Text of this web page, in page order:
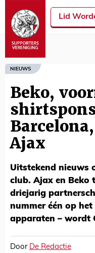
Lid
NIEUWS
Beko,
Ajax
Uitstekend nieuws
club. Ajax en Beko
driejarig
nummer één op
apparaten – wordt
Door De Redactie